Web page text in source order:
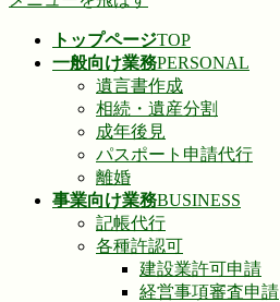
トップページTOP
一般向け業務PERSONAL
遺言書作成
相続・遺産分割
成年後見
パスポート申請代行
離婚
事業向け業務BUSINESS
記帳代行
各種許認可
建設業許可申請
経営事項審査申請